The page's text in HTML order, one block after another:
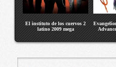
El instituto de los cuervos 2
latino 2009 mega